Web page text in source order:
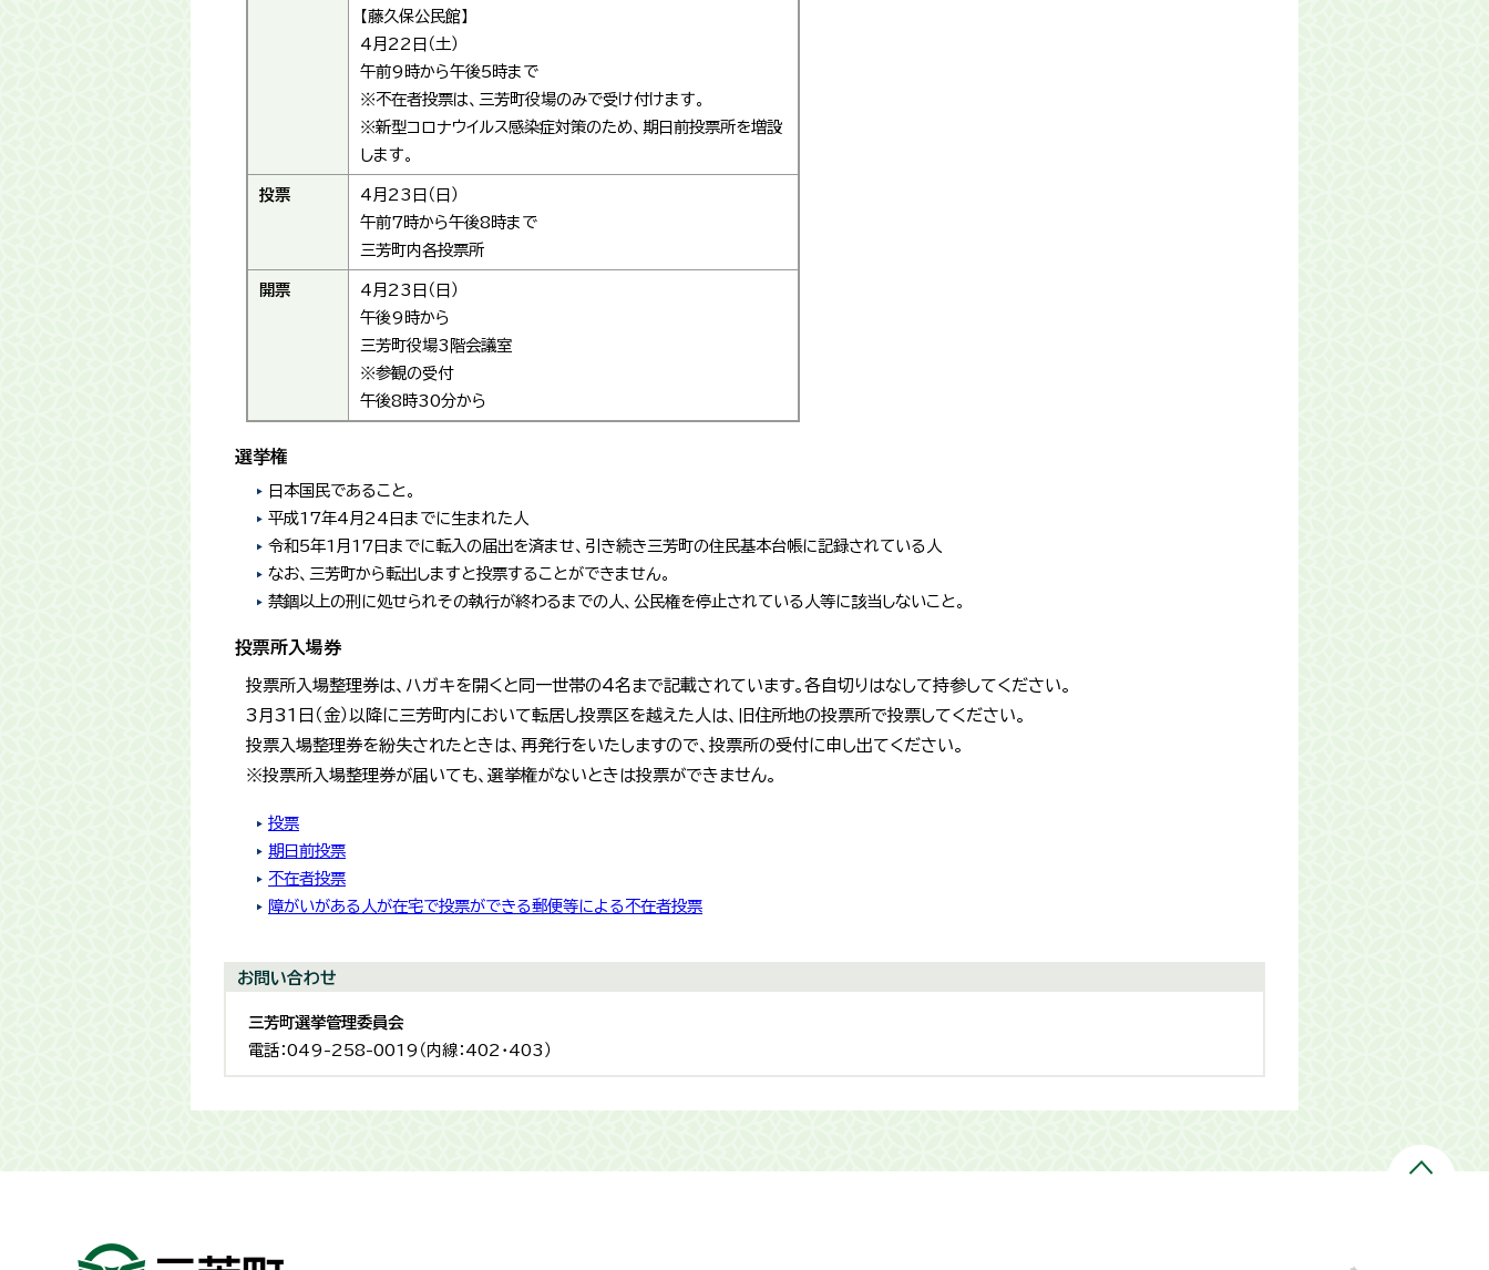
【藤久保公民館】
4月22日（土）
午前9時から午後5時まで
※不在者投票は、三芳町役場のみで受け付けます。
※新型コロナウイルス感染症対策のため、期日前投票所を増設
します。
投票
4月23日（日）
午前7時から午後8時まで
三芳町内各投票所
開票
4月23日（日）
午後9時から
三芳町役場3階会議室
※参観の受付
午後8時30分から
選挙権
日本国民であること。
平成17年4月24日までに生まれた人
令和5年1月17日までに転入の届出を済ませ、引き続き三芳町の住民基本台帳に記録されている人
なお、三芳町から転出しますと投票することができません。
禁錮以上の刑に処せられその執行が終わるまでの人、公民権を停止されている人等に該当しないこと。
投票所入場券
投票所入場整理券は、ハガキを開くと同一世帯の4名まで記載されています。各自切りはなして持参してください。
3月31日（金）以降に三芳町内において転居し投票区を越えた人は、旧住所地の投票所で投票してください。
投票入場整理券を紛失されたときは、再発行をいたしますので、投票所の受付に申し出てください。
※投票所入場整理券が届いても、選挙権がないときは投票ができません。
投票
期日前投票
不在者投票
障がいがある人が在宅で投票ができる郵便等による不在者投票
お問い合わせ
三芳町選挙管理委員会
電話：049-258-0019（内線：402・403）